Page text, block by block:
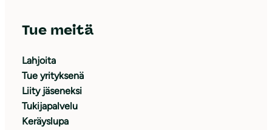
Tue meitä
Lahjoita
Tue yrityksenä
Liity jäseneksi
Tukijapalvelu
Keräyslupa